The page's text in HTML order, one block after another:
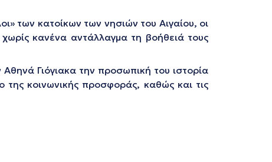
των κατοίκων των νησιών του Αιγαίου, οι
κανένα αντάλλαγμα τη βοήθειά τους
Γιόγιακα την προσωπική του ιστορία
κοινωνικής προσφοράς, καθώς και τις